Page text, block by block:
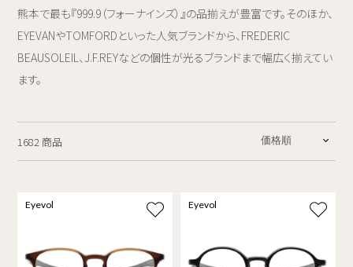
熊本で最も『999.9（フォーナインズ）』の品揃えが豊富です。そのほか、
EYEVANやTOMFORDといった人気ブランドから、FREDERIC
BEAUSOLEIL、J.F.REYなどの個性が光るブランドまで幅広く揃えてい
ます。
1682 商品
Eyevol Eyevol